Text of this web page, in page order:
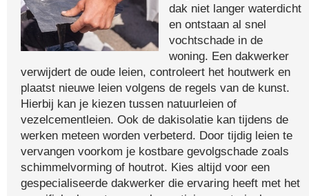
dak niet langer waterdicht
en ontstaan al snel
vochtschade in de
woning. Een dakwerker
verwijdert de oude leien, controleert het houtwerk en
plaatst nieuwe leien volgens de regels van de kunst.
Hierbij kan je kiezen tussen natuurleien of
vezelcementleien. Ook de dakisolatie kan tijdens de
werken meteen worden verbeterd. Door tijdig leien te
vervangen voorkom je kostbare gevolgschade zoals
schimmelvorming of houtrot. Kies altijd voor een
gespecialiseerde dakwerker die ervaring heeft met het